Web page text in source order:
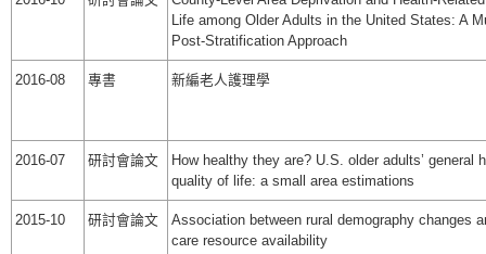
Life among Older Adults in the United States: A
Post-Stratification Approach
2016-08 專書 新編老人護理學
2016-07 研討會論文
How healthy they are? U.S. older adults’ general
quality of life: a small area estimations
2015-10 研討會論文
Association between rural demography changes
care resource availability